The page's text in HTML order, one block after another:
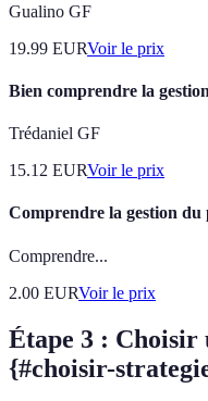
Gualino GF
19.99 EURVoir le prix
Bien comprendre la
Trédaniel GF
15.12 EURVoir le prix
Comprendre la gestion
Comprendre...
2.00 EURVoir le prix
Étape 3 : Choisir
{#choisir-